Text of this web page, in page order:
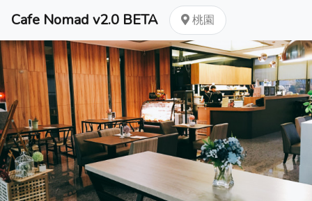
Cafe Nomad v2.0 BETA 桃園